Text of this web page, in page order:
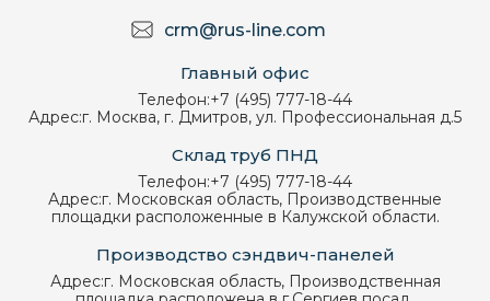
crm@rus-line.com
Главный офис
Телефон:+7 (495) 777-18-44
Адрес:г. Москва, г. Дмитров, ул. Профессиональная д.5
Склад труб ПНД
Телефон:+7 (495) 777-18-44
Адрес:г. Московская область, Производственные
площадки расположенные в Калужской области.
Производство сэндвич-панелей
Адрес:г. Московская область, Производственная